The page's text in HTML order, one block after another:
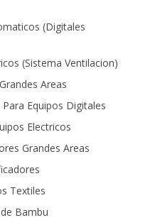
(Digitales
(Sistema Ventilacion)
Areas
Equipos Digitales
Electricos
Grandes Areas
Textiles
Bambu